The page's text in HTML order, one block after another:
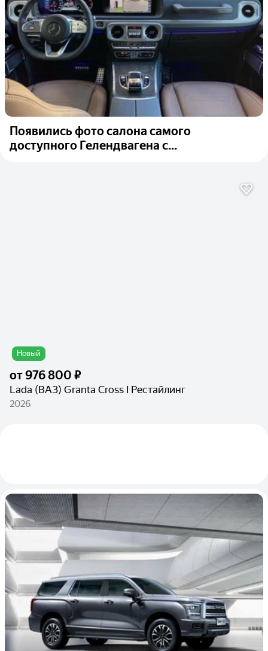
Появились фото салона самого
доступного Гелендвагена с...
Новый
от976 800 ₽
Lada (ВАЗ) Granta Cross I Рестайлинг
2026